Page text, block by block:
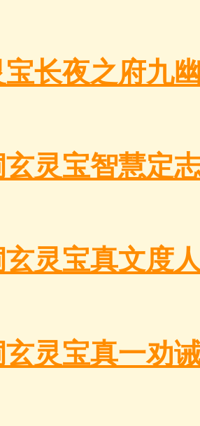
宝长夜之府九
玄灵宝智慧定
玄灵宝真文度
玄灵宝真一劝